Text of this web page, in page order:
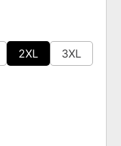
2XL 3XL